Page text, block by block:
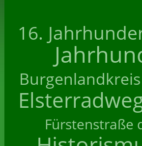
16.
Burgenlandkreis
Fürstenstraße